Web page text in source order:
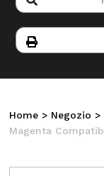
Home > Negozio >
Magenta